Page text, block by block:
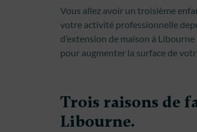
Vous allez avoir un troisième
votre activité professionnelle
d’extension de maison à
pour augmenter la surface de
Trois raisons de
Libourne.